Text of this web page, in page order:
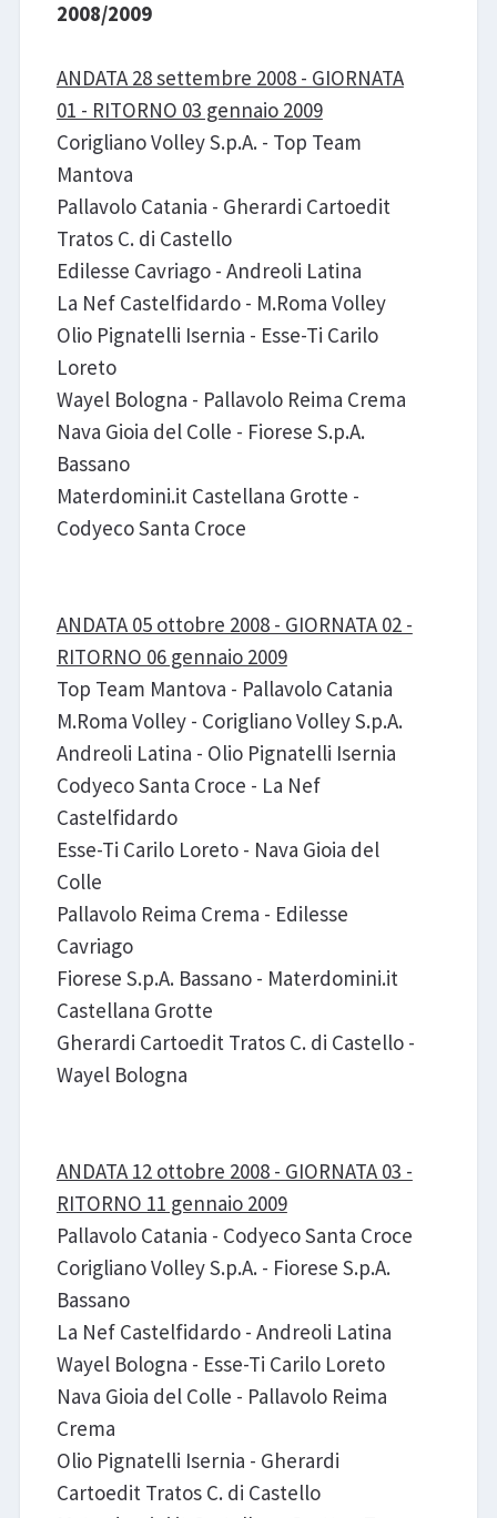
2008/2009
ANDATA 28 settembre 2008 - GIORNATA
01 - RITORNO 03 gennaio 2009
Corigliano Volley S.p.A. - Top Team
Mantova
Pallavolo Catania - Gherardi Cartoedit
Tratos C. di Castello
Edilesse Cavriago - Andreoli Latina
La Nef Castelfidardo - M.Roma Volley
Olio Pignatelli Isernia - Esse-Ti Carilo
Loreto
Wayel Bologna - Pallavolo Reima Crema
Nava Gioia del Colle - Fiorese S.p.A.
Bassano
Materdomini.it Castellana Grotte -
Codyeco Santa Croce
ANDATA 05 ottobre 2008 - GIORNATA 02 -
RITORNO 06 gennaio 2009
Top Team Mantova - Pallavolo Catania
M.Roma Volley - Corigliano Volley S.p.A.
Andreoli Latina - Olio Pignatelli Isernia
Codyeco Santa Croce - La Nef
Castelfidardo
Esse-Ti Carilo Loreto - Nava Gioia del
Colle
Pallavolo Reima Crema - Edilesse
Cavriago
Fiorese S.p.A. Bassano - Materdomini.it
Castellana Grotte
Gherardi Cartoedit Tratos C. di Castello -
Wayel Bologna
ANDATA 12 ottobre 2008 - GIORNATA 03 -
RITORNO 11 gennaio 2009
Pallavolo Catania - Codyeco Santa Croce
Corigliano Volley S.p.A. - Fiorese S.p.A.
Bassano
La Nef Castelfidardo - Andreoli Latina
Wayel Bologna - Esse-Ti Carilo Loreto
Nava Gioia del Colle - Pallavolo Reima
Crema
Olio Pignatelli Isernia - Gherardi
Cartoedit Tratos C. di Castello